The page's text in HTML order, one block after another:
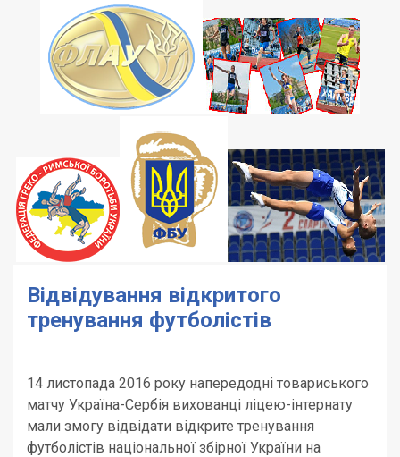
Відвідування відкритого
тренування футболістів
14 листопада 2016 року напередодні товариського
матчу Україна-Сербія вихованці ліцею-інтернату
мали змогу відвідати відкрите тренування
футболістів національної збірної України на